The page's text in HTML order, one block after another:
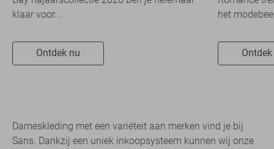
klaar voor...
Ontdek nu
het
Dameskleding met een variëteit aan merken vind je bij
Sans. Dankzij een uniek inkoopsysteem kunnen wij onze